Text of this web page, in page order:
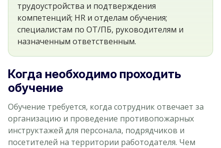
трудоустройства и подтверждения
компетенций; HR и отделам обучения;
специалистам по ОТ/ПБ, руководителям и
назначенным ответственным.
Когда необходимо проходить
обучение
Обучение требуется, когда сотрудник отвечает за
организацию и проведение противопожарных
инструктажей для персонала, подрядчиков и
посетителей на территории работодателя. Чем